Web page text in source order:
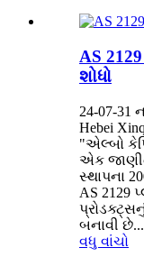
AS
શોધો
24-07-31
Hebei
"એલ્બો
એક
સ્થાપના
AS 2129
બનાવી છે...
વધુ વાંચો